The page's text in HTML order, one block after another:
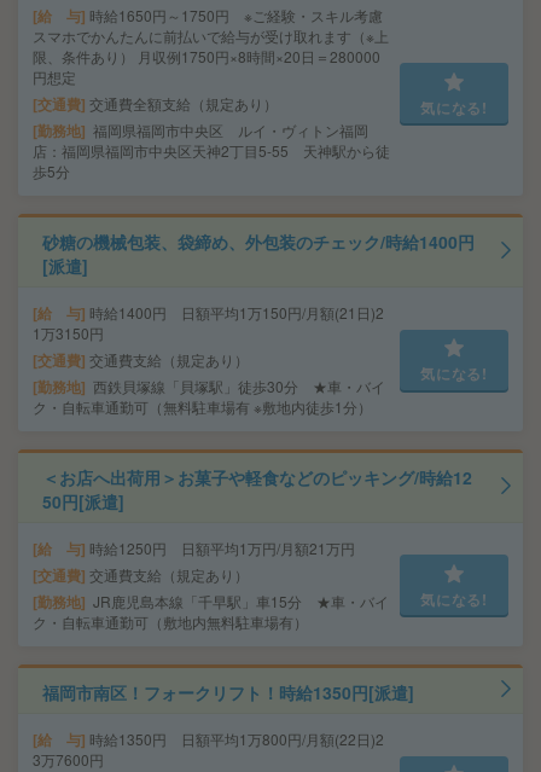
給 与 時給1650円～1750円 ※ご経験・スキル考慮
スマホでかんたんに前払いで給与が受け取れます（※上
限、条件あり） 月収例1750円×8時間×20日＝280000
円想定
交通費 交通費全額支給（規定あり）
勤務地 福岡県福岡市中央区 ルイ・ヴィトン福岡
店：福岡県福岡市中央区天神2丁目5-55 天神駅から徒
歩5分
気になる!
砂糖の機械包装、袋締め、外包装のチェック/時給1400円
[派遣]
給 与 時給1400円 日額平均1万150円/月額(21日)2
1万3150円
交通費 交通費支給（規定あり）
勤務地 西鉄貝塚線「貝塚駅」徒歩30分 ★車・バイ
ク・自転車通勤可（無料駐車場有 ※敷地内徒歩1分）
気になる!
＜お店へ出荷用＞お菓子や軽食などのピッキング/時給12
50円[派遣]
給 与 時給1250円 日額平均1万円/月額21万円
交通費 交通費支給（規定あり）
勤務地 JR鹿児島本線「千早駅」車15分 ★車・バイ
ク・自転車通勤可（敷地内無料駐車場有）
気になる!
福岡市南区！フォークリフト！時給1350円[派遣]
給 与 時給1350円 日額平均1万800円/月額(22日)2
3万7600円